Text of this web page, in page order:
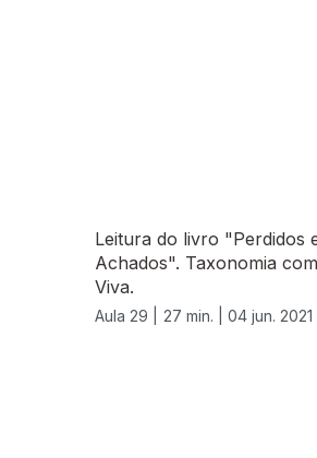
Leitura do livro "Perdidos
Achados". Taxonomia
Viva.
Aula 29 | 27 min. | 04 jun. 2021